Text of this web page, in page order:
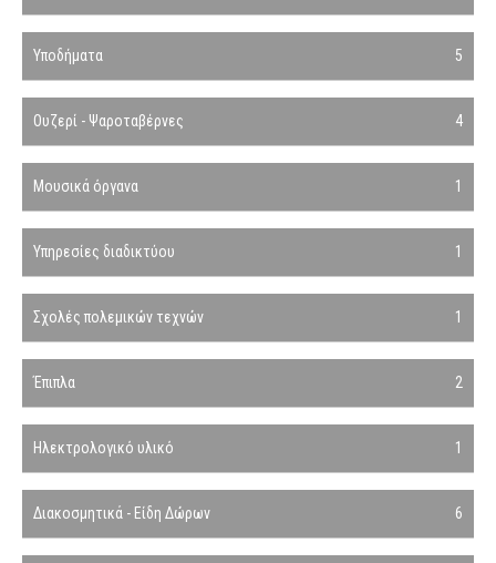
Υποδήματα 5
Ουζερί - Ψαροταβέρνες 4
Μουσικά όργανα 1
Υπηρεσίες διαδικτύου 1
Σχολές πολεμικών τεχνών 1
Έπιπλα 2
Ηλεκτρολογικό υλικό 1
Διακοσμητικά - Είδη Δώρων 6